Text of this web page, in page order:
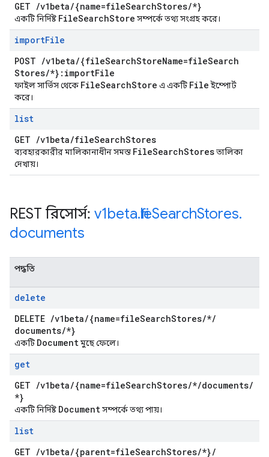
GET /v1beta/{name=fileSearchStores/*}
একটি নির্দিষ্ট FileSearchStore সম্পর্কে তথ্য সংগ্রহ করে।
importFile
POST /v1beta/{fileSearchStoreName=fileSearch
Stores/*}:importFile
ফাইল সার্ভিস থেকে FileSearchStore এ একটি Fileইম্পোর্ট
করে।
list
GET /v1beta/fileSearchStores
ব্যবহারকারীর মালিকানাধীন সমস্ত FileSearchStoresতালিকা
দেখায়।
REST রিসোর্স: v1beta.fileSearchStores.
documents
পদ্ধতি
delete
DELETE /v1beta/{name=fileSearchStores/*/
documents/*}
একটি Documentমুছে ফেলে।
get
GET /v1beta/{name=fileSearchStores/*/documents/
*}
একটি নির্দিষ্ট Documentসম্পর্কে তথ্য পায়।
list
GET /v1beta/{parent=fileSearchStores/*}/